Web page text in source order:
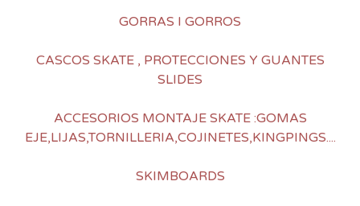
GORRAS I GORROS
CASCOS SKATE , PROTECCIONES Y GUANTES
SLIDES
ACCESORIOS MONTAJE SKATE :GOMAS
EJE,LIJAS,TORNILLERIA,COJINETES,KINGPINGS....
SKIMBOARDS